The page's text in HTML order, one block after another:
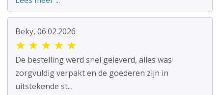
Beky, 06.02.2026
★ ★ ★ ★ ★
De bestelling werd snel geleverd, alles was
zorgvuldig verpakt en de goederen zijn in
uitstekende st...